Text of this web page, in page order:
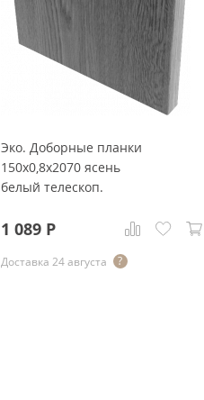
Эко. Доборные планки
150x0,8x2070 ясень
белый телескоп.
1 089Р
Доставка 24 августа